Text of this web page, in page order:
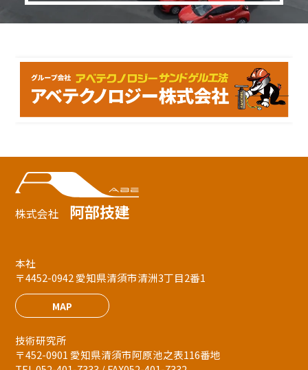
株式会社 阿部技建
本社
〒4452-0942 愛知県清須市清洲3丁目2番1
MAP
技術研究所
〒452-0901 愛知県清須市阿原池之表116番地